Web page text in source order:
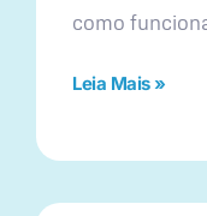
como
Leia Mais »